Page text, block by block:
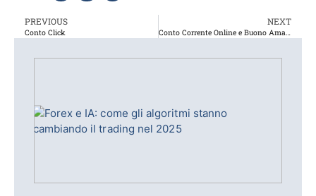
PREVIOUS
Conto Click
NEXT
Conto Corrente Online e Buono Amazon: Quale Scegliere?